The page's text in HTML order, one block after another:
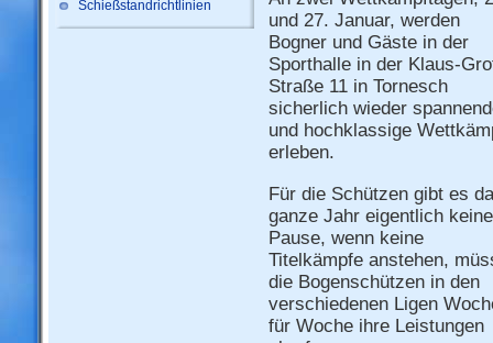
Schießstandrichtlinien
und 27. Januar, werden
Bogner und Gäste in der
Sporthalle in der Klaus-
Straße 11 in Tornesch
sicherlich wieder
und hochklassige
erleben.
Für die Schützen gibt es
ganze Jahr eigentlich keine
Pause, wenn keine
Titelkämpfe anstehen,
die Bogenschützen in den
verschiedenen Ligen
für Woche ihre Leistungen